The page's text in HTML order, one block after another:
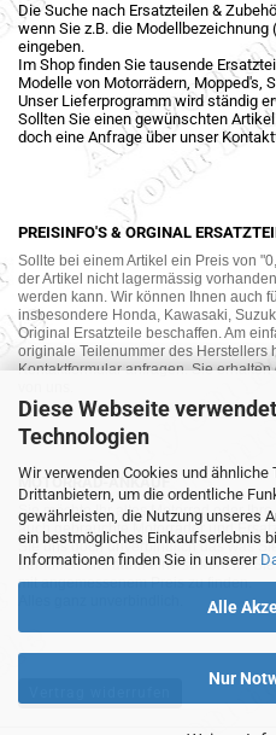
Diese Webseite
Technologien
Wir verwenden Cookies und ähnliche
Drittanbietern, um die ordentliche
gewährleisten, die Nutzung unseres
ein bestmögliches Einkaufserlebnis
Informationen finden Sie in unserer
Alle
Nur
Die Suche nach Ersatzteilen &
wenn Sie z.B. die Modellbezeichnung
eingeben.
Im Shop finden Sie tausende
Modelle von Motorrädern, Mopped's,
Unser Lieferprogramm wird ständig
Sollten Sie einen gewünschten
doch eine Anfrage über unser
PREISINFO'S & ORGINAL
Sollte bei einem Artikel ein Preis von
der Artikel nicht lagermässig
werden kann. Wir können Ihnen auch
insbesondere Honda, Kawasaki,
Original Ersatzteile beschaffen. Am
originale Teilenummer des Herstellers
Kontaktformular anfragen. Sie
MOTORRAD-ANKAUF
Sie möchte Ihr altes Motorrad oder
auch gebrauchte Motorräder und
Sie uns doch unverbindlich das was
bemühen uns dann eine sowohl für
mit angemessenem Preis zu finden.